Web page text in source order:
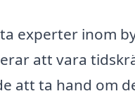
experter inom
att vara
att ta hand om